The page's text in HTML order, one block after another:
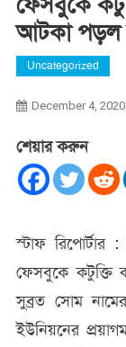
আটকা পড়ল
Uncategorized
December 4, 2020
শেয়ার করুন
স্টাফ রিপোর্টার
ফেসবুকে কটুক্তি
সুব্রত সোম
ইউনিয়নের